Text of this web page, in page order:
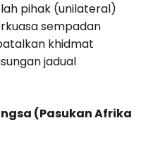
pihak (unilateral)
sempadan
khidmat
jadual
(Pasukan Afrika